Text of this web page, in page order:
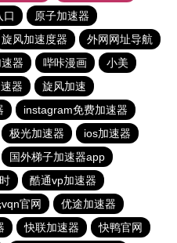
口
原子加速器
旋风加速度器
外网网址导航
器 哔咔漫画
小美
器
旋风加速
instagram免费加速器
极光加速器
ios加速器
国外梯子加速器app
酷通vp加速器
官网
优途加速器
快联加速器 快鸭官网